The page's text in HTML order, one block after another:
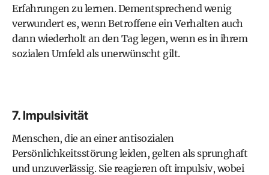
Erfahrungen zu lernen. Dementsprechend wenig
verwundert es, wenn Betroffene ein Verhalten auch
dann wiederholt an den Tag legen, wenn es in ihrem
sozialen Umfeld als unerwünscht gilt.
7. Impulsivität
Menschen, die an einer antisozialen
Persönlichkeitsstörung leiden, gelten als sprunghaft
und unzuverlässig. Sie reagieren oft impulsiv, wobei